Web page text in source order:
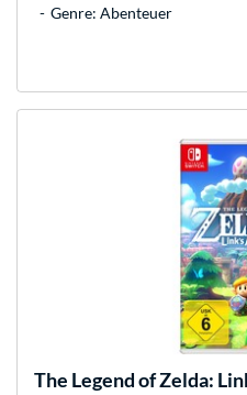
Genre: Abenteuer
The Legend of Zelda: